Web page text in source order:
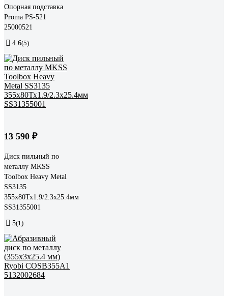
Опорная подставка
Proma PS-521
25000521
4.6(5)
13 590 ₽
Диск пильный по
металлу MKSS
Toolbox Heavy Metal
SS3135
355x80Тх1.9/2.3x25.4мм
SS31355001
5(1)